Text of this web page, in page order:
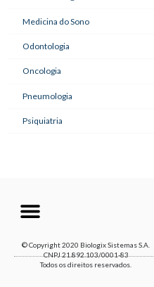
Medicina do Sono
Odontologia
Oncologia
Pneumologia
Psiquiatria
© Copyright 2020 Biologix Sistemas S.A.
CNPJ 21.892.103/0001-83
Todos os direitos reservados.